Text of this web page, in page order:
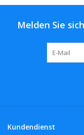
Bar & Wein
Melden Sie
Kundendienst